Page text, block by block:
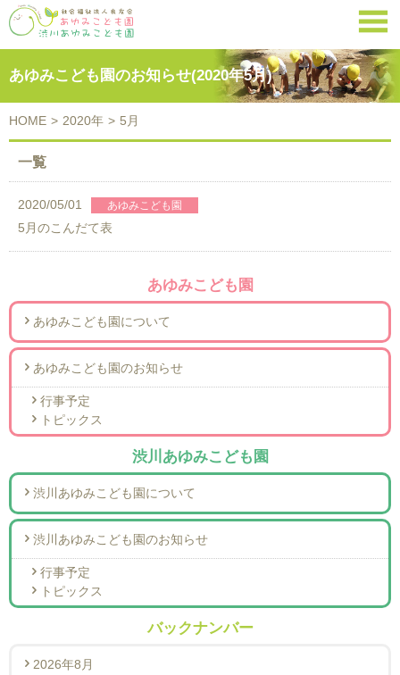

あゆみこども園のお知らせ(2020年5月)
HOME > 2020年 > 5月
一覧
2020/05/01
5月のこんだて表
あゆみこども園
あゆみこども園について
あゆみこども園のお知らせ
行事予定
トピックス
渋川あゆみこども園
渋川あゆみこども園について
渋川あゆみこども園のお知らせ
行事予定
トピックス
バックナンバー
2026年8月